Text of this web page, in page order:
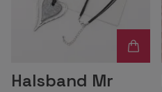
Halsband Mr